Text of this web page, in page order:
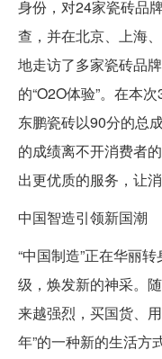
身份，对24家瓷砖品
查，并在北京、上海
地走访了多家瓷砖品
的“O2O体验”。在本
东鹏瓷砖以90分的总
的成绩离不开消费者
出更优质的服务，让
中国智造引领新国潮
“中国制造”正在华丽
级，焕发新的神采。
来越强烈，买国货、
年”的一种新的生活方